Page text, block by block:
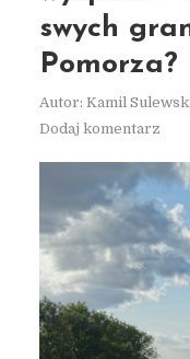
swych
Pomorza?
Autor: Kamil
Dodaj komentarz